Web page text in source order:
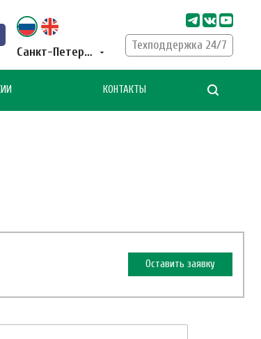
Санкт-Петербург
Техподдержка 24/7
КОНТАКТЫ
Оставить заявку